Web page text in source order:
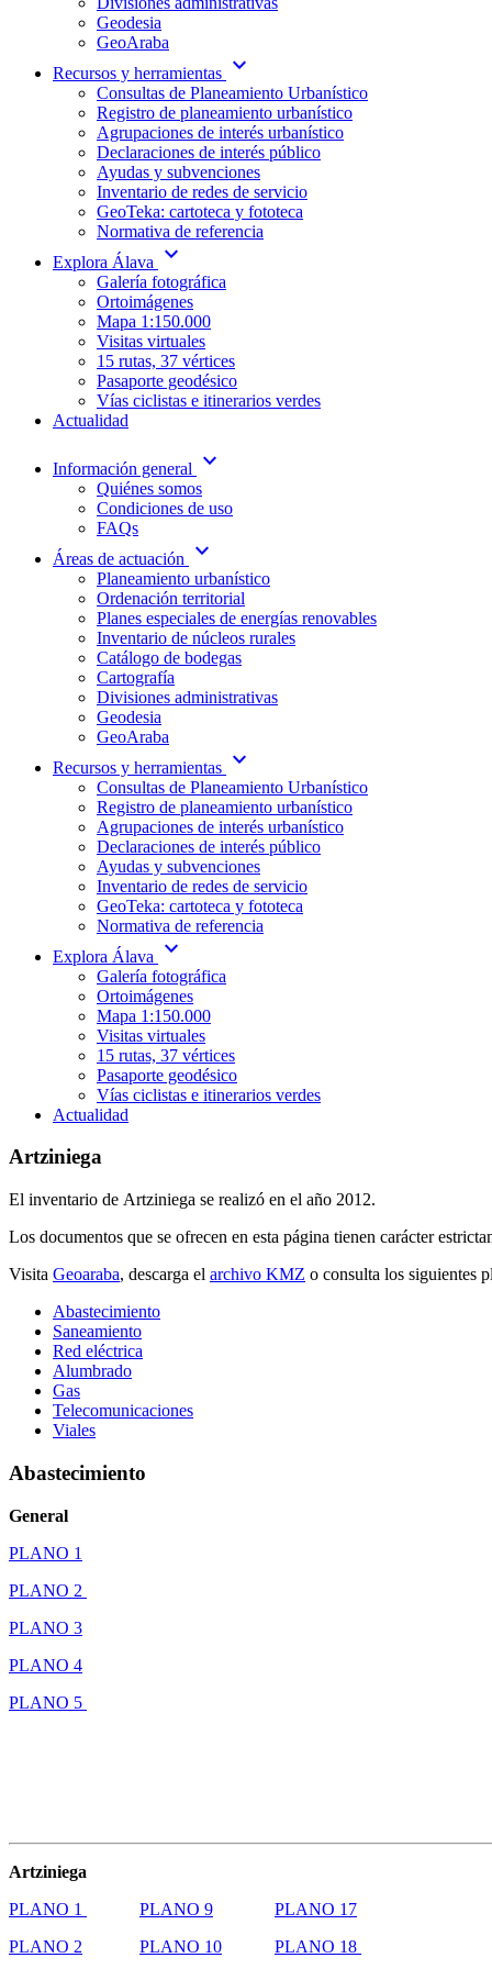
Geodesia
GeoAraba
Recursos y herramientas expand_more
Consultas de Planeamiento Urbanístico
Registro de planeamiento urbanístico
Agrupaciones de interés urbanístico
Declaraciones de interés público
Ayudas y subvenciones
Inventario de redes de servicio
GeoTeka: cartoteca y fototeca
Normativa de referencia
Explora Álava
expand_more
Galería fotográfica
Ortoimágenes
Mapa 1:150.000
Visitas virtuales
15 rutas, 37 vértices
Pasaporte geodésico
Vías ciclistas e itinerarios verdes
Actualidad
Información general expand_more
Quiénes somos
Condiciones de uso
FAQs
Áreas de actuación
expand_more
Planeamiento urbanístico
Ordenación territorial
Planes especiales de energías renovables
Inventario de núcleos rurales
Catálogo de bodegas
Cartografía
Divisiones administrativas
Geodesia
GeoAraba
Recursos y herramientas expand_more
Consultas de Planeamiento Urbanístico
Registro de planeamiento urbanístico
Agrupaciones de interés urbanístico
Declaraciones de interés público
Ayudas y subvenciones
Inventario de redes de servicio
GeoTeka: cartoteca y fototeca
Normativa de referencia
Explora Álava
expand_more
Galería fotográfica
Ortoimágenes
Mapa 1:150.000
Visitas virtuales
15 rutas, 37 vértices
Pasaporte geodésico
Vías ciclistas e itinerarios verdes
Actualidad
Artziniega
El inventario de Artziniega se realizó en el año 2012.
Los documentos que se ofrecen en esta página tienen carácter
Visita Geoaraba, descarga el archivo KMZ o consulta los siguientes
Abastecimiento
Saneamiento
Red eléctrica
Alumbrado
Gas
Telecomunicaciones
Viales
Abastecimiento
General
PLANO 1
PLANO 2
PLANO 3
PLANO 4
PLANO 5
Artziniega
PLANO 1
PLANO 9
PLANO 17
PLANO 2
PLANO 10 PLANO 18